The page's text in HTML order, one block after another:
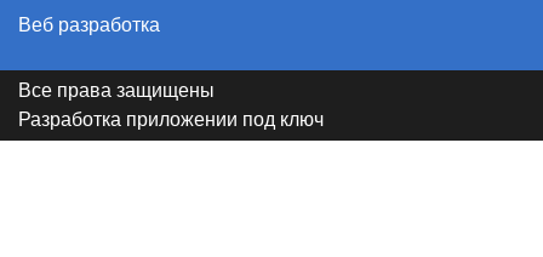
Веб разработка
Все права защищены
Разработка приложении под ключ